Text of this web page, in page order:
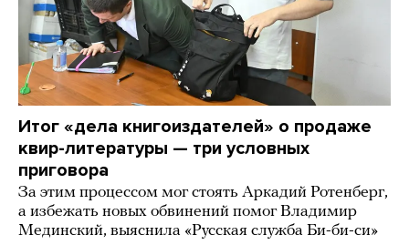
Итог «дела книгоиздателей» о продаже
квир-литературы — три условных
приговора
За этим процессом мог стоять Аркадий Ротенберг,
а избежать новых обвинений помог Владимир
Мединский, выяснила «Русская служба Би-би-си»